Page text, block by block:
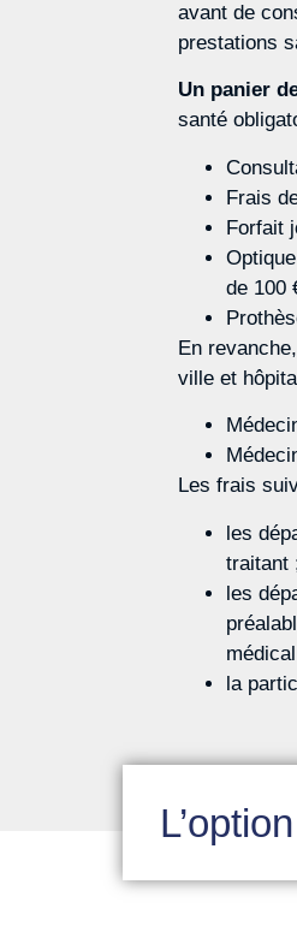
avant de
prestations
Un panier
santé
Frais
Forfait
de 100
En
ville et
Les frais
les
traitant
les
la